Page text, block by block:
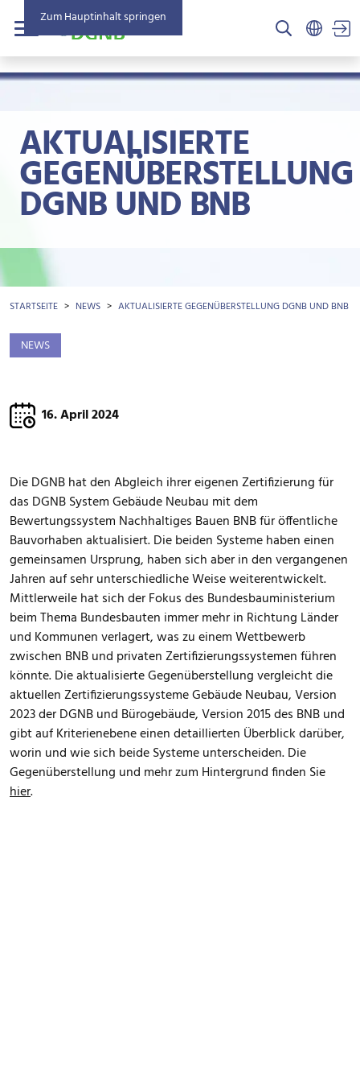
Zum Hauptinhalt springen
Menü
AKTUALISIERTE
GEGENÜBERSTELLUNG
DGNB UND BNB
BROTKRÜMEL
STARTSEITE NEWS AKTUALISIERTE GEGENÜBERSTELLUNG DGNB UND BNB
NEWS
16. April 2024
Die DGNB hat den Abgleich ihrer eigenen Zertifizierung für
das DGNB System Gebäude Neubau mit dem
Bewertungssystem Nachhaltiges Bauen BNB für öffentliche
Bauvorhaben aktualisiert. Die beiden Systeme haben einen
gemeinsamen Ursprung, haben sich aber in den vergangenen
Jahren auf sehr unterschiedliche Weise weiterentwickelt.
Mittlerweile hat sich der Fokus des Bundesbauministerium
beim Thema Bundesbauten immer mehr in Richtung Länder
und Kommunen verlagert, was zu einem Wettbewerb
zwischen BNB und privaten Zertifizierungssystemen führen
könnte. Die aktualisierte Gegenüberstellung vergleicht die
aktuellen Zertifizierungssysteme Gebäude Neubau, Version
2023 der DGNB und Bürogebäude, Version 2015 des BNB und
gibt auf Kriterienebene einen detaillierten Überblick darüber,
worin und wie sich beide Systeme unterscheiden. Die
Gegenüberstellung und mehr zum Hintergrund finden Sie
hier.